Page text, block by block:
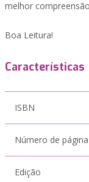
melhor
Boa Leitura!
Características
ISBN
Número de
Edição